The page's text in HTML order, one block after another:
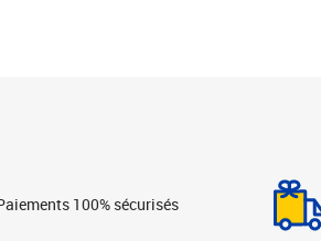
100% sécurisés